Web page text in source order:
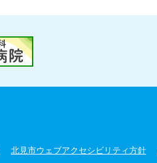
北見市ウェブアクセシビリティ方針